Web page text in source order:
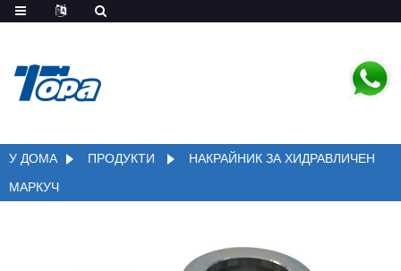
У ДОМА ПРОДУКТИ
НАКРАЙНИК ЗА ХИДРАВЛИЧЕН
МАРКУЧ